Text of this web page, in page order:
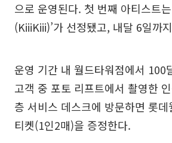
으로 운영된다. 첫 번째 아티스트
(KiiiKiii)’가 선정됐고, 내달 6일까
운영 기간 내 월드타워점에서 100
고객 중 포토 리프트에서 촬영한
층 서비스 데스크에 방문하면 롯
티켓(1인2매)을 증정한다.